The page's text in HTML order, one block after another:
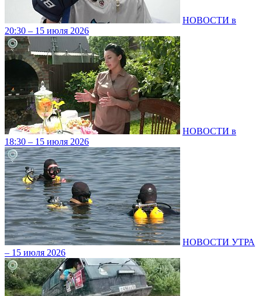
НОВОСТИ в
20:30 – 15 июля 2026
НОВОСТИ в
18:30 – 15 июля 2026
НОВОСТИ УТРА
– 15 июля 2026